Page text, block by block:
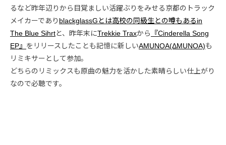
るなど昨年辺りから目覚ましい活躍ぶりをみせる京都のトラック
メイカーであり blackglassGとは高校の同級生との噂もあるin
The Blue Sihrtと、昨年末にTrekkie Traxから
『Cinderella Song
EP』 をリリースしたことも記憶に新しいAMUNOA(ΔMUNOA)も
リミキサーとして参加。
どちらのリミックスも原曲の魅力を活かした素晴らしい仕上がり
なので必聴です。